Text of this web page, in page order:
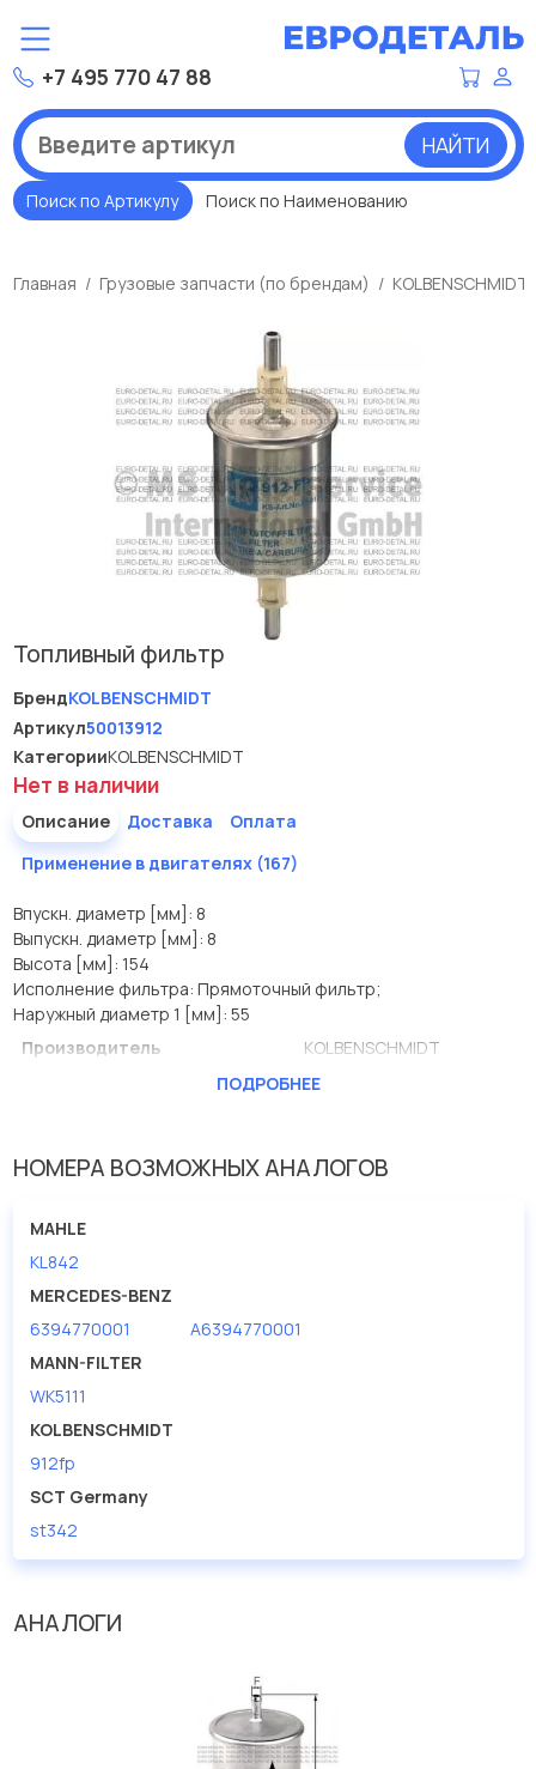
+7 495 770 47 88
НАЙТИ
Поиск по Артикулу Поиск по Наименованию
Главная Грузовые запчасти (по брендам) KOLBENSCHMIDT
Топливный фильтр
БрендKOLBENSCHMIDT
Артикул50013912
КатегорииKOLBENSCHMIDT
Нет в наличии
Описание Доставка
Оплата
Применение в двигателях (167)
Впускн. диаметр [мм]: 8
Выпускн. диаметр [мм]: 8
Высота [мм]: 154
Исполнение фильтра: Прямоточный фильтр;
Наружный диаметр 1 [мм]: 55
Производитель
KOLBENSCHMIDT
8
Высота [мм]
154
Наружный диаметр 1 [мм]
ПОДРОБНЕЕ
НОМЕРА ВОЗМОЖНЫХ АНАЛОГОВ
MAHLE
KL842
MERCEDES-BENZ
6394770001
A6394770001
MANN-FILTER
WK5111
KOLBENSCHMIDT
912fp
SCT Germany
st342
АНАЛОГИ